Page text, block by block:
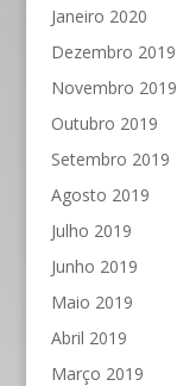
Janeiro 2020
Dezembro 2019
Novembro 2019
Outubro 2019
Setembro 2019
Agosto 2019
Julho 2019
Junho 2019
Maio 2019
Abril 2019
Março 2019